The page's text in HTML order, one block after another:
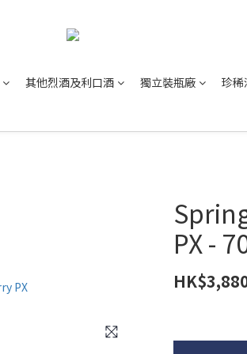
其他烈酒及利口酒 獨立裝瓶廠 珍稀
PX -